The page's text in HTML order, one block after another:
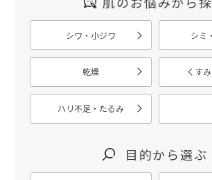
シワ・小ジワ シミ
乾燥 くす
ハリ不足・たるみ
目的から選ぶ